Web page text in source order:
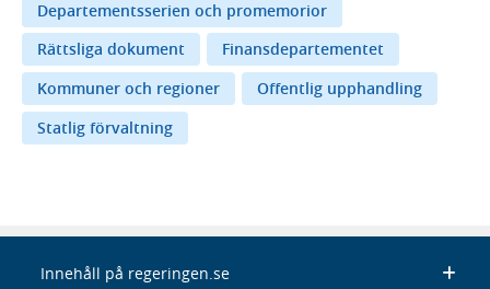
Departementsserien och promemorior
Rättsliga dokument
Finansdepartementet
Kommuner och regioner
Offentlig upphandling
Statlig förvaltning
Innehåll på regeringen.se